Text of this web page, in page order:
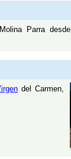
Parra
del Carmen,